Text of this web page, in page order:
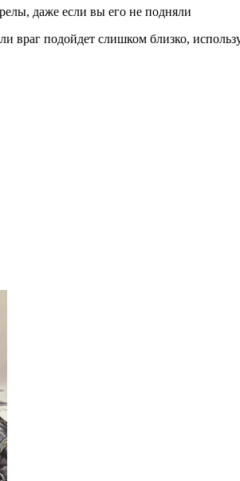
даже если вы его не подняли
подойдет слишком близко,